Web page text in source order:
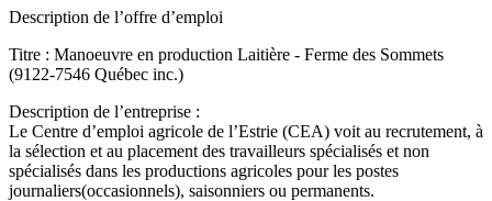
Description de l’offre d’emploi
Titre : Manoeuvre en production Laitière - Ferme des Sommets
(9122-7546 Québec inc.)
Description de l’entreprise :
Le Centre d’emploi agricole de l’Estrie (CEA) voit au recrutement, à
la sélection et au placement des travailleurs spécialisés et non
spécialisés dans les productions agricoles pour les postes
journaliers(occasionnels), saisonniers ou permanents.